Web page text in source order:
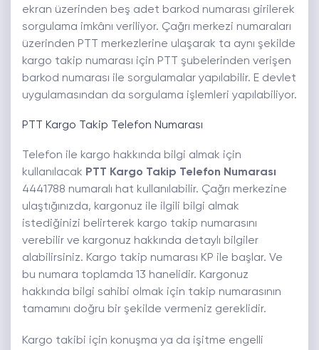
ekran üzerinden beş adet barkod numarası girilerek
sorgulama imkânı veriliyor. Çağrı merkezi numaraları
üzerinden PTT merkezlerine ulaşarak ta aynı şekilde
kargo takip numarası için PTT şubelerinden verişen
barkod numarası ile sorgulamalar yapılabilir. E devlet
uygulamasından da sorgulama işlemleri yapılabiliyor.
PTT Kargo Takip Telefon Numarası
Telefon ile kargo hakkında bilgi almak için
kullanılacak PTT Kargo Takip Telefon Numarası
4441788 numaralı hat kullanılabilir. Çağrı merkezine
ulaştığınızda, kargonuz ile ilgili bilgi almak
istediğinizi belirterek kargo takip numarasını
verebilir ve kargonuz hakkında detaylı bilgiler
alabilirsiniz. Kargo takip numarası KP ile başlar. Ve
bu numara toplamda 13 hanelidir. Kargonuz
hakkında bilgi sahibi olmak için takip numarasının
tamamını doğru bir şekilde vermeniz gereklidir.
Kargo takibi için konuşma ya da işitme engelli